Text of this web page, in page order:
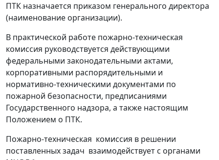
ПТК назначается приказом генерального директора
(наименование организации).
В практической работе пожарно-техническая
комиссия руководствуется действующими
федеральными законодательными актами,
корпоративными распорядительными и
нормативно-техническими документами по
пожарной безопасности, предписаниями
Государственного надзора, а также настоящим
Положением о ПТК.
Пожарно-техническая комиссия в решении
поставленных задач взаимодействует с органами